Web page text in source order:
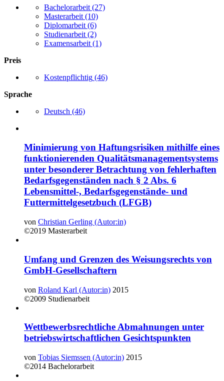
Bachelorarbeit (27)
Masterarbeit (10)
Diplomarbeit (6)
Studienarbeit (2)
Examensarbeit (1)
Preis
Kostenpflichtig (46)
Sprache
Deutsch (46)
Minimierung von Haftungsrisiken mithilfe eines
funktionierenden Qualitätsmanagementsystems
unter besonderer Betrachtung von fehlerhaften
Bedarfsgegenständen nach § 2 Abs. 6
Lebensmittel-, Bedarfsgegenstände- und
Futtermittelgesetzbuch (LFGB)
von Christian Gerling (Autor:in)
©2019 Masterarbeit
Umfang und Grenzen des Weisungsrechts von
GmbH-Gesellschaftern
von Roland Karl (Autor:in) 2015
©2009 Studienarbeit
Wettbewerbsrechtliche Abmahnungen unter
betriebswirtschaftlichen Gesichtspunkten
von Tobias Siemssen (Autor:in) 2015
©2014 Bachelorarbeit